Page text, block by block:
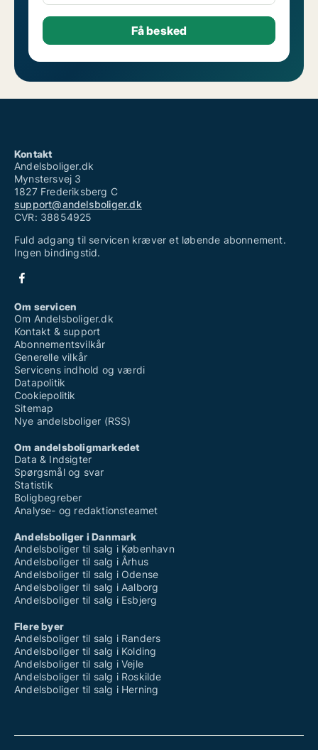
Kontakt
Andelsboliger.dk
Mynstersvej 3
1827 Frederiksberg C
support@andelsboliger.dk
CVR: 38854925
Fuld adgang til servicen kræver et løbende abonnement.
Ingen bindingstid.
Om servicen
Om Andelsboliger.dk
Kontakt & support
Abonnementsvilkår
Generelle vilkår
Servicens indhold og værdi
Datapolitik
Cookiepolitik
Sitemap
Nye andelsboliger (RSS)
Om andelsboligmarkedet
Data & Indsigter
Spørgsmål og svar
Statistik
Boligbegreber
Analyse- og redaktionsteamet
Andelsboliger i Danmark
Andelsboliger til salg i København
Andelsboliger til salg i Århus
Andelsboliger til salg i Odense
Andelsboliger til salg i Aalborg
Andelsboliger til salg i Esbjerg
Flere byer
Andelsboliger til salg i Randers
Andelsboliger til salg i Kolding
Andelsboliger til salg i Vejle
Andelsboliger til salg i Roskilde
Andelsboliger til salg i Herning